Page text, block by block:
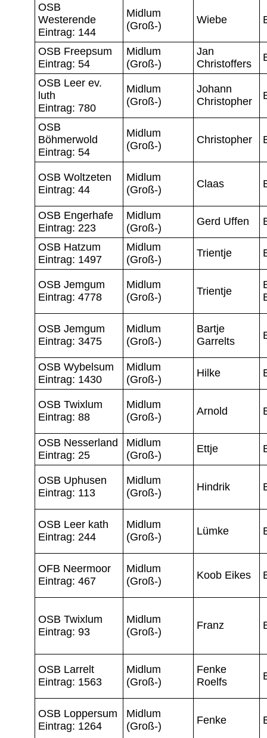
OSB
Westerende
Eintrag: 144
Midlum
(Groß-)
Wiebe
OSB Freepsum
Eintrag: 54
Midlum
(Groß-)
Jan
Christoffers
OSB Leer ev.
luth
Eintrag: 780
Midlum
(Groß-)
Johann
Christopher
OSB
Böhmerwold
Eintrag: 54
Midlum
(Groß-)
Christopher
OSB Woltzeten
Eintrag: 44
Midlum
(Groß-)
Claas
OSB Engerhafe
Eintrag: 223
Midlum
(Groß-)
Gerd Uffen
OSB Hatzum
Eintrag: 1497
Midlum
(Groß-)
Trientje
OSB Jemgum
Eintrag: 4778
Midlum
(Groß-)
Trientje
OSB Jemgum
Eintrag: 3475
Midlum
(Groß-)
Bartje
Garrelts
OSB Wybelsum
Eintrag: 1430
Midlum
(Groß-)
Hilke
OSB Twixlum
Eintrag: 88
Midlum
(Groß-)
Arnold
OSB Nesserland
Eintrag: 25
Midlum
(Groß-)
Ettje
OSB Uphusen
Eintrag: 113
Midlum
(Groß-)
Hindrik
OSB Leer kath
Eintrag: 244
Midlum
(Groß-)
Lümke
OFB Neermoor
Eintrag: 467
Midlum
(Groß-)
Koob Eikes
OSB Twixlum
Eintrag: 93
Midlum
(Groß-)
Franz
OSB Larrelt
Eintrag: 1563
Midlum
(Groß-)
Fenke
Roelfs
OSB Loppersum
Eintrag: 1264
Midlum
(Groß-)
Fenke